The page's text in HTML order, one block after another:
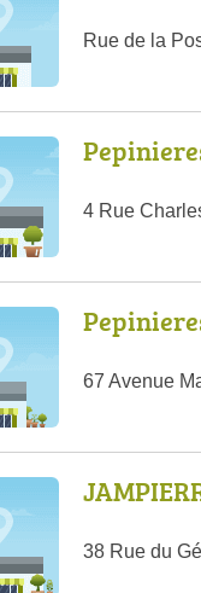
Rue de la
4 Rue
67 Avenue
38 Rue du